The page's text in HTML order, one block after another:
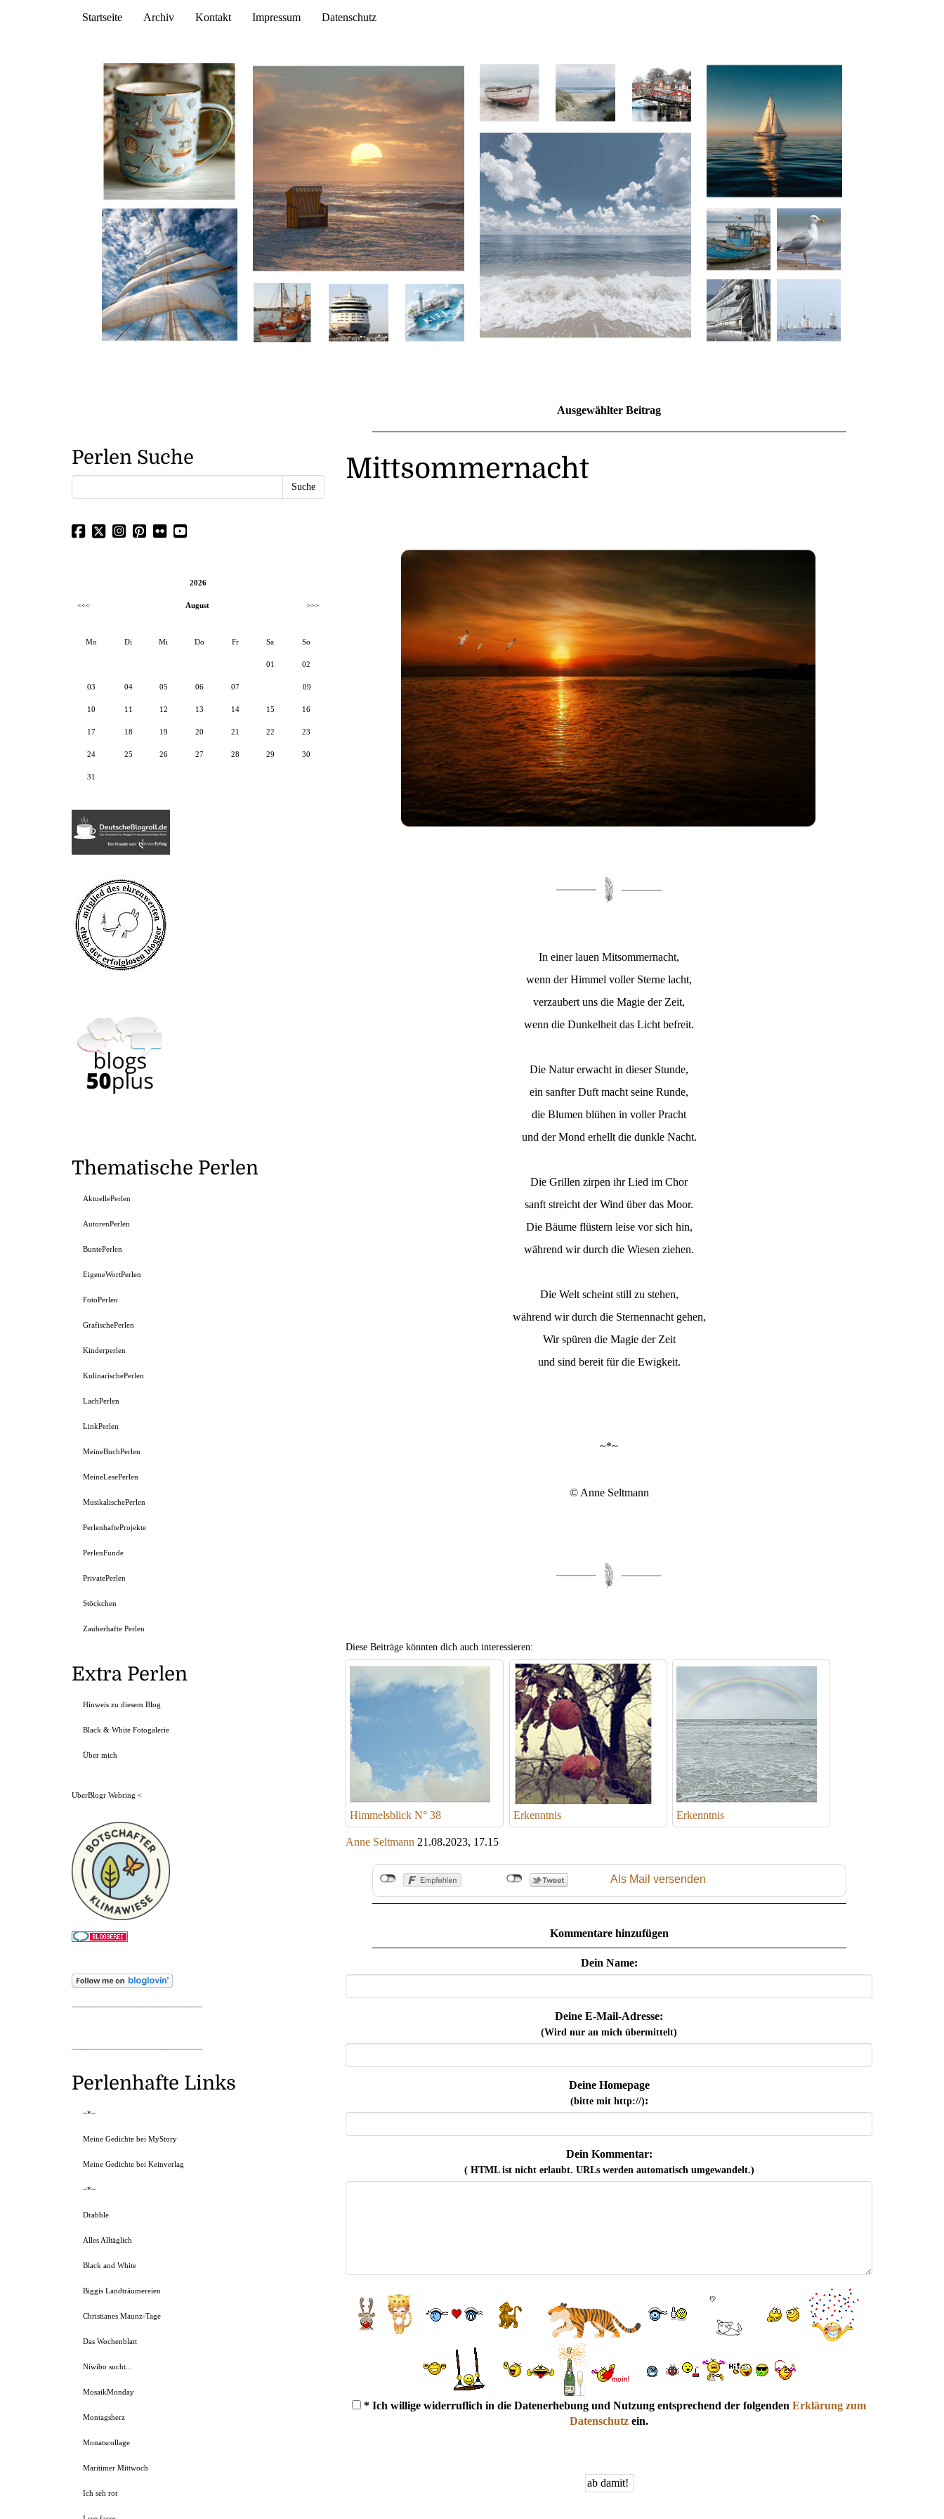
Startseite Archiv Kontakt Impressum Datenschutz
Ausgewählter Beitrag
Mittsommernacht
In einer lauen Mitsommernacht,
wenn der Himmel voller Sterne lacht,
verzaubert uns die Magie der Zeit,
wenn die Dunkelheit das Licht befreit.
Die Natur erwacht in dieser Stunde,
ein sanfter Duft macht seine Runde,
die Blumen blühen in voller Pracht
und der Mond erhellt die dunkle Nacht.
Die Grillen zirpen ihr Lied im Chor
sanft streicht der Wind über das Moor.
Die Bäume flüstern leise vor sich hin,
während wir durch die Wiesen ziehen.
Die Welt scheint still zu stehen,
während wir durch die Sternennacht gehen,
Wir spüren die Magie der Zeit
und sind bereit für die Ewigkeit.
~*~
© Anne Seltmann
Diese Beiträge könnten dich auch interessieren:
Himmelsblick N° 38 Erkenntnis Erkenntnis
Anne Seltmann 21.08.2023, 17.15
Als Mail versenden
Kommentare hinzufügen
Dein Name:
Deine E-Mail-Adresse:
(Wird nur an mich übermittelt)
Deine Homepage
(bitte mit http://):
Dein Kommentar:
( HTML ist nichterlaubt. URLs werden automatisch umgewandelt.)
* Ich willige widerruflich in die Datenerhebung und Nutzung entsprechend der folgenden Erklärung zum
Datenschutz ein.
Perlen Suche
2026
<<< August >>>
Mo Di Mi Do Fr Sa So
01 02
03 04 05 06 07 09
10 11 12 13 14 15 16
17 18 19 20 21 22 23
24 25 26 27 28 29 30
31
Thematische Perlen
AktuellePerlen
AutorenPerlen
BuntePerlen
EigeneWortPerlen
FotoPerlen
GrafischePerlen
Kinderperlen
KulinarischePerlen
LachPerlen
LinkPerlen
MeineBuchPerlen
MeineLesePerlen
MusikalischePerlen
PerlenhafteProjekte
PerlenFunde
PrivatePerlen
Stöckchen
Zauberhafte Perlen
Extra Perlen
Hinweis zu diesem Blog
Black & White Fotogalerie
Über mich
UberBlogr Webring <
Perlenhafte Links
~*~
Meine Gedichte bei MyStory
Meine Gedichte bei Keinverlag
~*~
Drabble
Alles Alltäglich
Black and White
Biggis Landträumereien
Christianes Maunz-Tage
Das Wochenblatt
Niwibo sucht...
MosaikMonday
Montagsherz
Monatscollage
Maritimer Mittwoch
Ich seh rot